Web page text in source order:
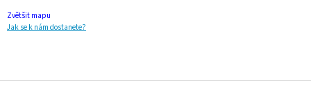
Zvětšit mapu
Jak se k nám dostanete?